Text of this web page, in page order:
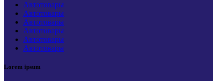
Автотовары
Автотовары
Автотовары
Автотовары
Автотовары
Автотовары
Lorem ipsum